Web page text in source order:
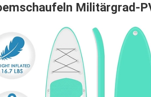
Militärgrad-